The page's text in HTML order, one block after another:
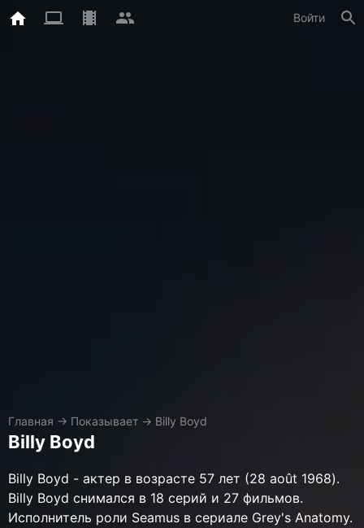
Войти
Главная → Показывает → Billy Boyd
Billy Boyd
Billy Boyd - актер в возрасте 57 лет (28 août 1968).
Billy Boyd снимался в 18 серий и 27 фильмов.
Исполнитель роли Seamus в сериале Grey's Anatomy.